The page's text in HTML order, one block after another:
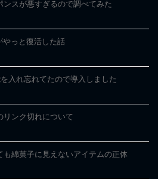
ンスが悪すぎるので調べてみた
やっと復活した話
入れ忘れてたので導入しました
リンク切れについて
も綿菓子に見えないアイテムの正体